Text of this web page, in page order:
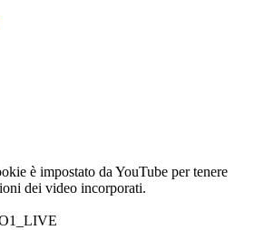
è impostato da YouTube per tenere
dei video incorporati.